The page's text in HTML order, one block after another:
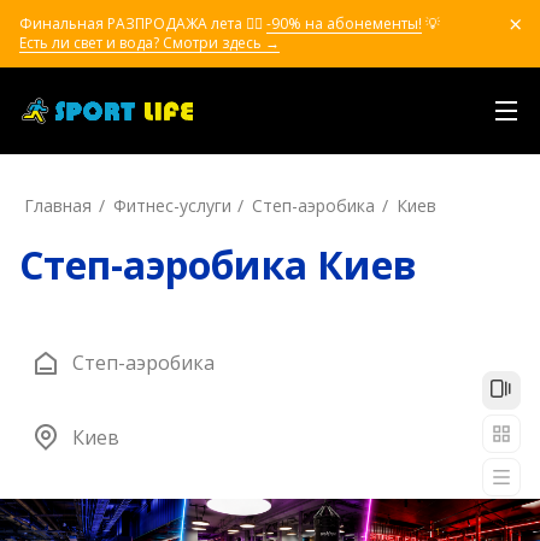
Финальная РАЗПРОДАЖА лета ❤️‍🔥 -90% на абонементы! 💡
Есть ли свет и вода? Смотри здесь →
Главная Фитнес-услуги Степ-аэробика Киев
Степ-аэробика Киев
Степ-аэробика
Киев